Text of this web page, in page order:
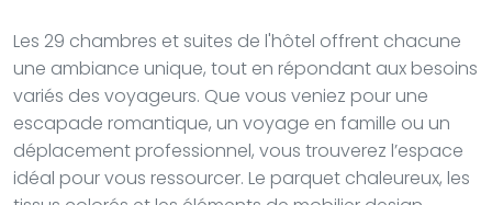
Les 29 chambres et suites de l'hôtel offrent chacune
une ambiance unique, tout en répondant aux besoins
variés des voyageurs. Que vous veniez pour une
escapade romantique, un voyage en famille ou un
déplacement professionnel, vous trouverez l’espace
idéal pour vous ressourcer. Le parquet chaleureux, les